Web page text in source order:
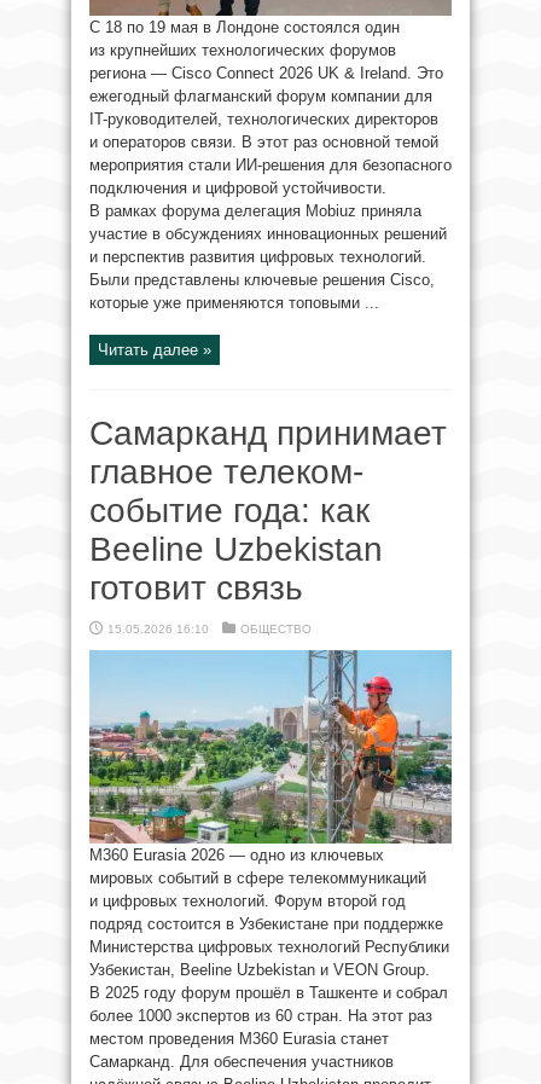
С 18 по 19 мая в Лондоне состоялся один
из крупнейших технологических форумов
региона — Cisco Connect 2026 UK & Ireland. Это
ежегодный флагманский форум компании для
IT-руководителей, технологических директоров
и операторов связи. В этот раз основной темой
мероприятия стали ИИ-решения для безопасного
подключения и цифровой устойчивости.
В рамках форума делегация Mobiuz приняла
участие в обсуждениях инновационных решений
и перспектив развития цифровых технологий.
Были представлены ключевые решения Cisco,
которые уже применяются топовыми ...
Читать далее »
Самарканд принимает
главное телеком-
событие года: как
Beeline Uzbekistan
готовит связь
15.05.2026 16:10 ОБЩЕСТВО
M360 Eurasia 2026 — одно из ключевых
мировых событий в сфере телекоммуникаций
и цифровых технологий. Форум второй год
подряд состоится в Узбекистане при поддержке
Министерства цифровых технологий Республики
Узбекистан, Beeline Uzbekistan и VEON Group.
В 2025 году форум прошёл в Ташкенте и собрал
более 1000 экспертов из 60 стран. На этот раз
местом проведения M360 Eurasia станет
Самарканд. Для обеспечения участников